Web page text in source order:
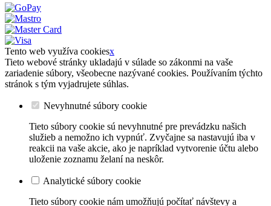
Tento web využíva cookiesx
Tieto webové stránky ukladajú v súlade so zákonmi na vaše
zariadenie súbory, všeobecne nazývané cookies. Používaním týchto
stránok s tým vyjadrujete súhlas.
Nevyhnutné súbory cookie
Tieto súbory cookie sú nevyhnutné pre prevádzku našich
služieb a nemožno ich vypnúť. Zvyčajne sa nastavujú iba v
reakcii na vaše akcie, ako je napríklad vytvorenie účtu alebo
uloženie zoznamu želaní na neskôr.
Analytické súbory cookie
Tieto súbory cookie nám umožňujú počítať návštevy a